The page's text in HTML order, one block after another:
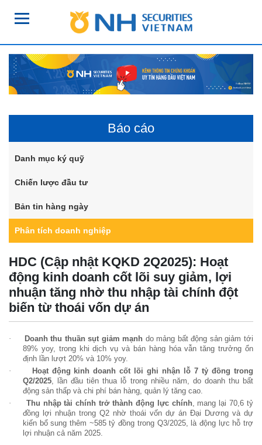
Báo cáo
Danh mục ký quỹ
Chiến lược đầu tư
Bản tin hàng ngày
Phân tích doanh nghiệp
HDC (Cập nhật KQKD 2Q2025): Hoạt
động kinh doanh cốt lõi suy giảm, lợi
nhuận tăng nhờ thu nhập tài chính đột
biến từ thoái vốn dự án
· Doanh thu thuần sụt giảm mạnh do mảng bất động sản giảm tới
89% yoy, trong khi dịch vụ và bán hàng hóa vẫn tăng trưởng ổn
định lần lượt 20% và 10% yoy.
·
Hoạt động kinh doanh cốt lõi ghi nhận lỗ 7 tỷ đồng trong
Q2/2025, lần đầu tiên thua lỗ trong nhiều năm, do doanh thu bất
động sản thấp và chi phí bán hàng, quản lý tăng cao.
·
Thu nhập tài chính trở thành động lực chính, mang lại70,6 tỷ
đồng lợi nhuận trong Q2 nhờ thoái vốn dự án Đại Dương và dự
kiến bổ sung thêm ~585tỷ đồng trong Q3/2025, là động lực hỗ trợ
lợi nhuận cả năm 2025.